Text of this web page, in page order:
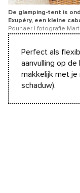
De glamping-tent is
Exupéry, een kleine
Pouhaer | fotografie
Perfect als
aanvulling op
makkelijk met je
schaduw).